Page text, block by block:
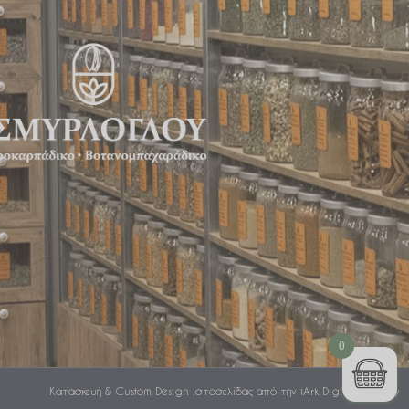
Κατασκευή & Custom Design Ιστοσελίδας από την iArk Digital Agency
0